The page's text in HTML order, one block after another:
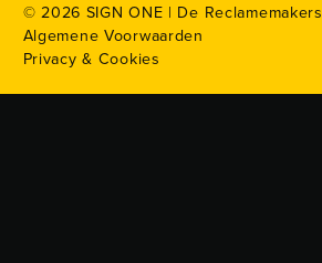
© 2026 SIGN ONE | De Reclamemakers
Algemene Voorwaarden
Privacy & Cookies